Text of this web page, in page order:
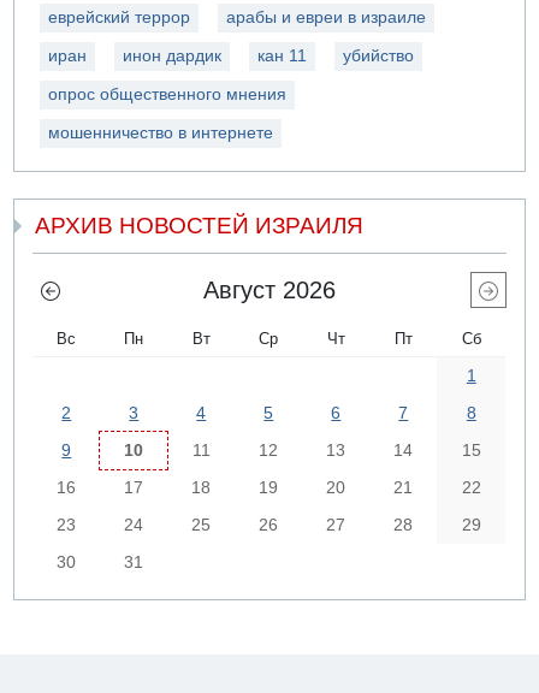
еврейский террор арабы и евреи в израиле
иран инон дардик кан 11 убийство
опрос общественного мнения
мошенничество в интернете
АРХИВ НОВОСТЕЙ ИЗРАИЛЯ
Август 2026
Вс Пн Вт Ср Чт Пт Сб
1
2
3 4 5 6 7
8
9
10 11 12 13 14
15
16
17 18 19 20 21
22
23
24 25 26 27 28
29
30
31